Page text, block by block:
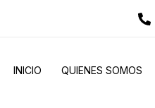
INICIO QUIENES SOMOS